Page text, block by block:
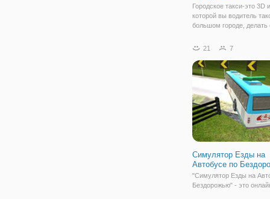
Городское такси-это 3D
которой вы водитель
большом городе, делать
на месте, указанном на
несколько
21 7
Симулятор Езды на
Автобусе по
"Симулятор Езды на
Бездорожью" - это